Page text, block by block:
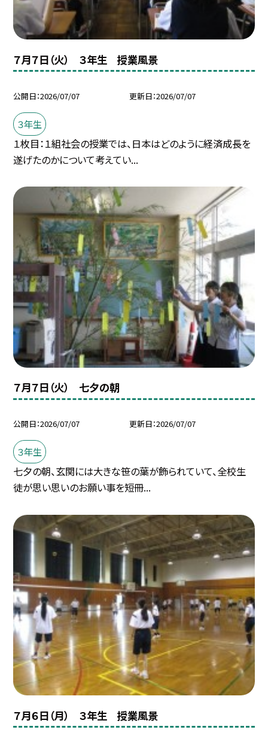
７月７日（火） ３年生 授業風景
公開日 2026/07/07 更新日 2026/07/07
３年生
１枚目：１組社会の授業では、日本はどのように経済成長を
遂げたのかについて考えてい...
７月７日（火） 七夕の朝
公開日 2026/07/07 更新日 2026/07/07
３年生
七夕の朝、玄関には大きな笹の葉が飾られていて、全校生
徒が思い思いのお願い事を短冊...
７月６日（月） ３年生 授業風景